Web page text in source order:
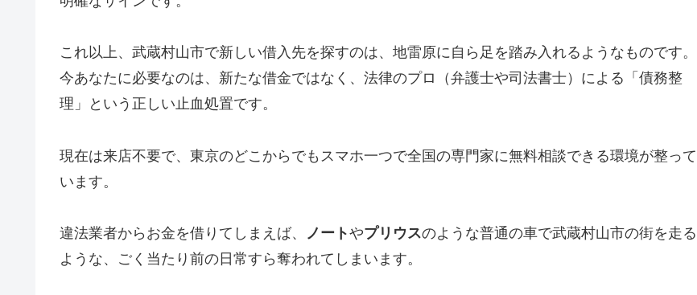
これ以上、武蔵村山市で新しい借入先を探すのは、地雷原に自ら足を踏み入れるようなものです。
今あなたに必要なのは、新たな借金ではなく、法律のプロ（弁護士や司法書士）による「債務整
理」という正しい止血処置です。
現在は来店不要で、東京のどこからでもスマホ一つで全国の専門家に無料相談できる環境が整って
います。
違法業者からお金を借りてしまえば、 ノートやプリウスのような普通の車で武蔵村山市の街を走る
ような、ごく当たり前の日常すら奪われてしまいます。